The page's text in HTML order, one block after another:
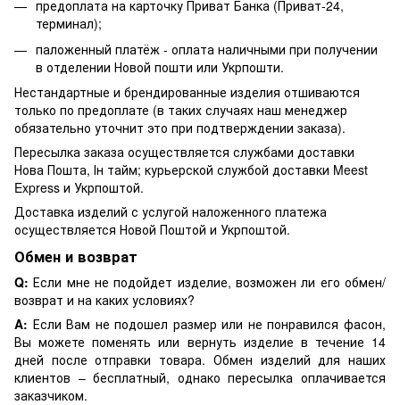
предоплата на карточку Приват Банка (Приват-24,
терминал);
паложенный платёж - оплата наличными при получении
в отделении Новой пошти или Укрпошти.
Нестандартные и брендированные изделия отшиваются
только по предоплате (в таких случаях наш менеджер
обязательно уточнит это при подтверждении заказа).
Пересылка заказа осуществляется службами доставки
Нова Пошта, Ін тайм; курьерской службой доставки Meest
Express и Укрпоштой.
Доставка изделий с услугой наложенного платежа
осуществляется Новой Поштой и Укрпоштой.
Обмен и возврат
Q: Если мне не подойдет изделие, возможен ли его обмен/
возврат и на каких условиях?
A: Если Вам не подошел размер или не понравился фасон,
Вы можете поменять или вернуть изделие в течение 14
дней после отправки товара. Обмен изделий для наших
клиентов – бесплатный, однако пересылка оплачивается
заказчиком.